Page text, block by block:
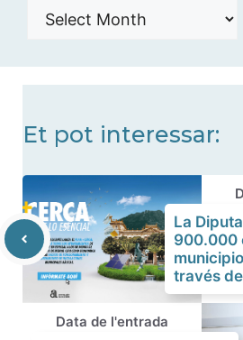
Histórico
Et pot interessar:
La
900.000
través
Data de l'entrada